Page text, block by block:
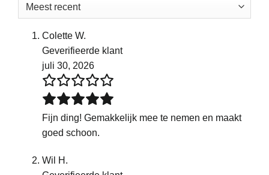
Colette W.
Geverifieerde klant
juli 30, 2026
Fijn ding! Gemakkelijk mee te nemen en maakt
goed schoon.
Wil H.